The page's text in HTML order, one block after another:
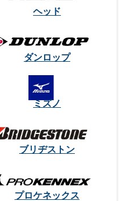
ヘッド
ダンロップ
ミズノ
ブリヂストン
プロケネックス